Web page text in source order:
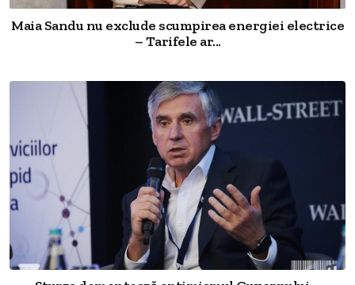
Maia Sandu nu exclude scumpirea energiei electrice
– Tarifele ar...